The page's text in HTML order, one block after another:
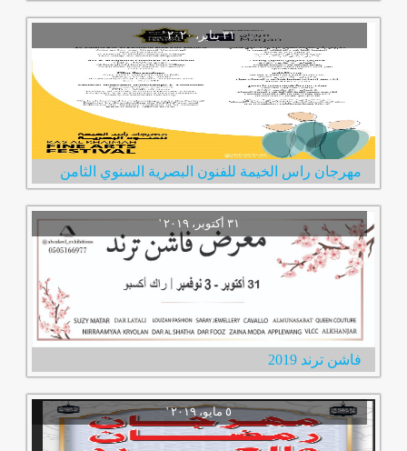
‏٣١ يناير، ٢٠٢٠‏ ‏'‏
مهرجان راس الخيمة للفنون البصرية السنوي الثامن
فاشن ترند 2019
‏٥ مايو، ٢٠١٩‏ ‏'‏